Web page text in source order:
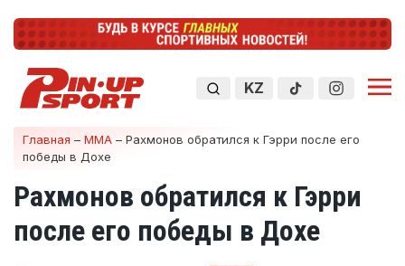
KZ
Главная – ММА – Рахмонов обратился к Гэрри после его
победы в Дохе
Рахмонов обратился к Гэрри
после его победы в Дохе